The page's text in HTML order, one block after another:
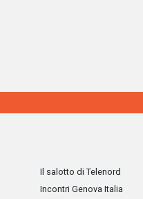
Il salotto di Telenord
Incontri Genova Italia